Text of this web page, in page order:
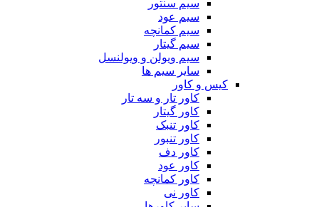
سیم سنتور
سیم عود
سیم کمانچه
سیم گیتار
سیم ویولن و ویولنسل
سایر سیم ها
کیس و کاور
کاور تار و سه تار
کاور گیتار
کاور تنبک
کاور تنبور
کاور دف
کاور عود
کاور کمانچه
کاور نی